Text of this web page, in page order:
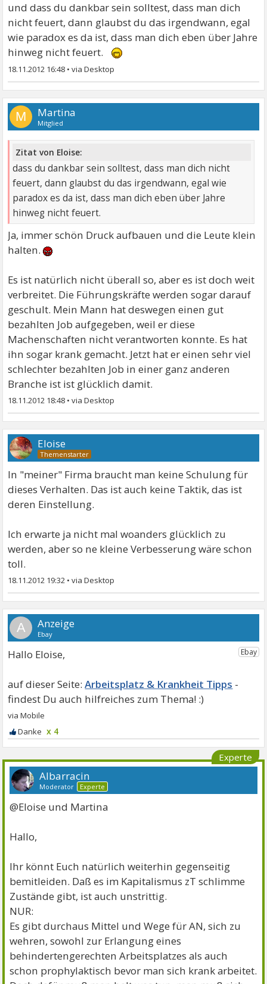
und dass du dankbar sein solltest, dass man dich
nicht feuert, dann glaubst du das irgendwann, egal
wie paradox es da ist, dass man dich eben über Jahre
hinweg nicht feuert.
18.11.2012 16:48 •
M Martina
Mitglied
Zitat von Eloise:
dass du dankbar sein solltest, dass man dich nicht
feuert, dann glaubst du das irgendwann, egal wie
paradox es da ist, dass man dich eben über Jahre
hinweg nicht feuert.
Ja, immer schön Druck aufbauen und die Leute klein
halten.
Es ist natürlich nicht überall so, aber es ist doch weit
verbreitet. Die Führungskräfte werden sogar darauf
geschult. Mein Mann hat deswegen einen gut
bezahlten Job aufgegeben, weil er diese
Machenschaften nicht verantworten konnte. Es hat
ihn sogar krank gemacht. Jetzt hat er einen sehr viel
schlechter bezahlten Job in einer ganz anderen
Branche ist ist glücklich damit.
18.11.2012 18:48 •
Eloise
In "meiner" Firma braucht man keine Schulung für
dieses Verhalten. Das ist auch keine Taktik, das ist
deren Einstellung.
Ich erwarte ja nicht mal woanders glücklich zu
werden, aber so ne kleine Verbesserung wäre schon
toll.
18.11.2012 19:32 •
A
Hallo Eloise,
Arbeitsplatz & Krankheit Tipps
x 4
Experte
Albarracin
Moderator Experte
@Eloise und Martina
Hallo,
Ihr könnt Euch natürlich weiterhin gegenseitig
bemitleiden. Daß es im Kapitalismus zT schlimme
Zustände gibt, ist auch unstrittig.
NUR:
Es gibt durchaus Mittel und Wege für AN, sich zu
wehren, sowohl zur Erlangung eines
behindertengerechten Arbeitsplatzes als auch
schon prophylaktisch bevor man sich krank arbeitet.